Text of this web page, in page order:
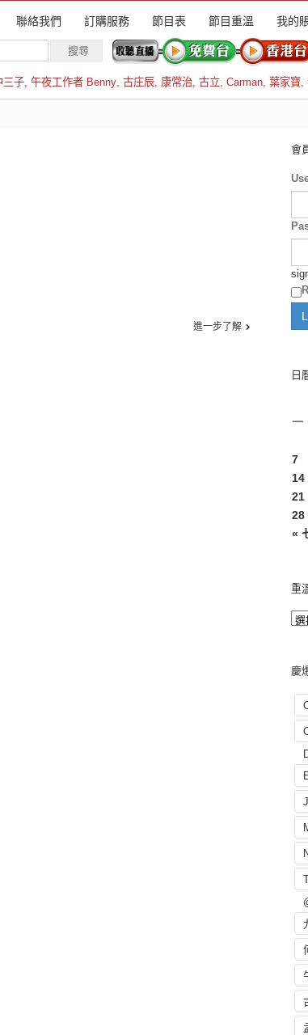
聯絡我們 訂購服務 節目表 節目重溫 我的
三子, 午夜工作者 Benny, 古庄辰, 康常治, 古立, Carman, 葉家寶,
進一步了解
會
日
一
«
7
14
21
28
重
慶